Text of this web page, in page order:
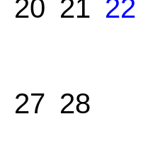
20 21 22
27 28